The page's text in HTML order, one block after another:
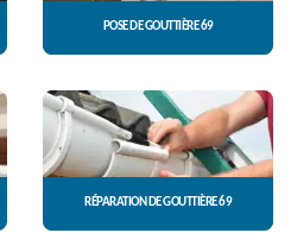
POSE DE GOUTTIÈRE 69
RÉPARATION DE GOUTTIÈRE 69